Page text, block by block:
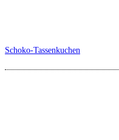
Schoko-Tassenkuchen